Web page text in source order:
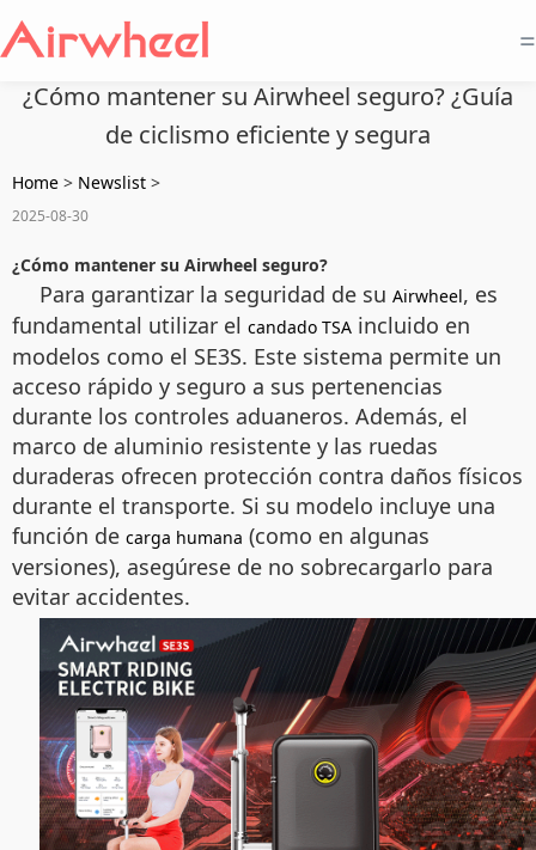
=
¿Cómo mantener su Airwheel seguro? ¿Guía
de ciclismo eficiente y segura
Home > Newslist >
2025-08-30
¿Cómo mantener su Airwheel seguro?
Para garantizar la seguridad de su Airwheel, es
fundamental utilizar el candado TSA incluido en
modelos como el SE3S. Este sistema permite un
acceso rápido y seguro a sus pertenencias
durante los controles aduaneros. Además, el
marco de aluminio resistente y las ruedas
duraderas ofrecen protección contra daños físicos
durante el transporte. Si su modelo incluye una
función de carga humana (como en algunas
versiones), asegúrese de no sobrecargarlo para
evitar accidentes.